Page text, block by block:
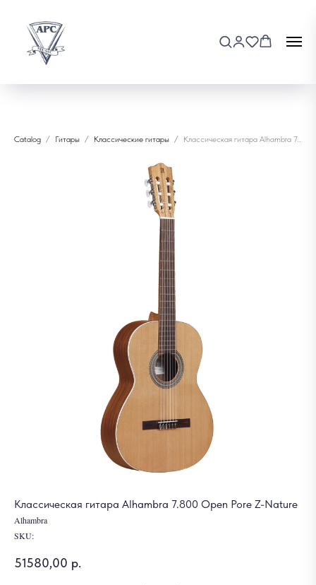
Catalog Гитары Классические гитары Классическая гитара Alhambra 7.800 Open Pore Z-Nature
Классическая гитара Alhambra 7.800 Open Pore Z-Nature
Alhambra
SKU:
51580,00 р.